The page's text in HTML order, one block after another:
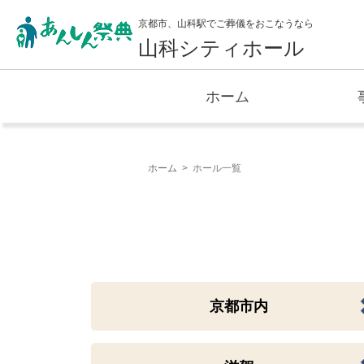
京都市、山科駅でご葬儀をおこなうなら
山科シティホール
ホーム
ホーム ホール一覧
京都市内